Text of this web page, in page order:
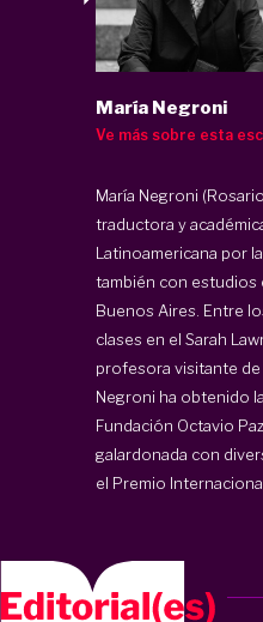
María Negroni
Ve más sobre esta
María Negroni
traductora y
Latinoamericana por
también con estudios
Buenos Aires. Entre
clases en el Sarah
profesora visitante de
Negroni ha obtenido
Fundación Octavio
galardonada con
el Premio Internacional